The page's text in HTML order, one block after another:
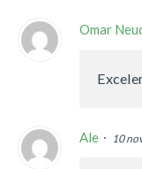
Omar
Ale 10